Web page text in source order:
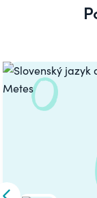
Carousel